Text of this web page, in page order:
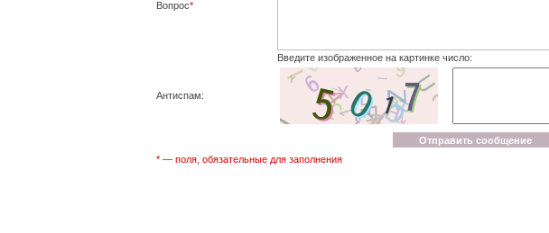
Вопрос*
Введите изображенное на картинке число:
Антиспам:
* — поля, обязательные для заполнения